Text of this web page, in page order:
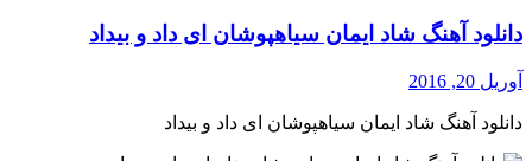
دانلود آهنگ شاد ایمان سیاهپوشان ای داد و بیداد
آوریل 20, 2016
دانلود آهنگ شاد ایمان سیاهپوشان ای داد و بیداد